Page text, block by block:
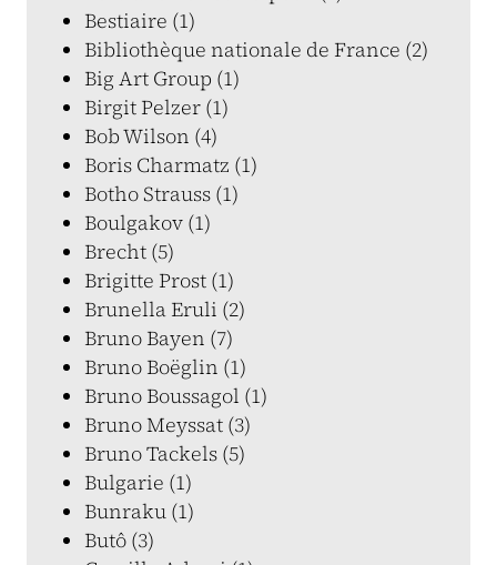
Bestiaire (1)
Bibliothèque nationale de France (2)
Big Art Group (1)
Birgit Pelzer (1)
Bob Wilson (4)
Boris Charmatz (1)
Botho Strauss (1)
Boulgakov (1)
Brecht (5)
Brigitte Prost (1)
Brunella Eruli (2)
Bruno Bayen (7)
Bruno Boëglin (1)
Bruno Boussagol (1)
Bruno Meyssat (3)
Bruno Tackels (5)
Bulgarie (1)
Bunraku (1)
Butô (3)